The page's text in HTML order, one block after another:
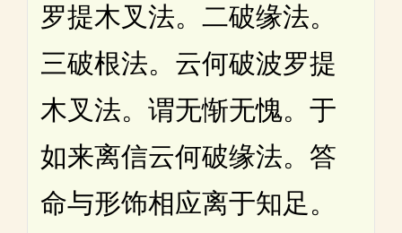
罗提木叉法。二破缘法。
三破根法。云何破波罗提
木叉法。谓无惭无愧。于
如来离信云何破缘法。答
命与形饰相应离于知足。